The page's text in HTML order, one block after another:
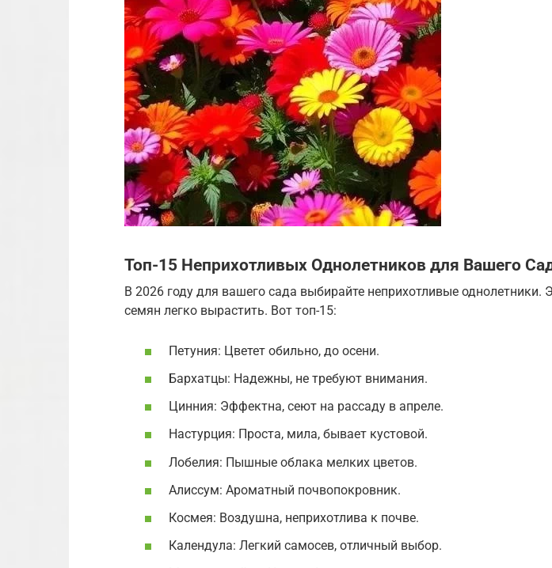
Топ-15 Неприхотливых Однолетников для Вашего
В 2026 году для вашего сада выбирайте неприхотливые однолетники.
семян легко вырастить. Вот топ-15:
Петуния: Цветет обильно, до осени.
Бархатцы: Надежны, не требуют внимания.
Цинния: Эффектна, сеют на рассаду в апреле.
Настурция: Проста, мила, бывает кустовой.
Лобелия: Пышные облака мелких цветов.
Алиссум: Ароматный почвопокровник.
Космея: Воздушна, неприхотлива к почве.
Календула: Легкий самосев, отличный выбор.